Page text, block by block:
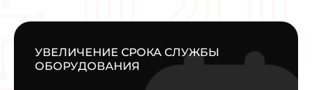
УВЕЛИЧЕНИЕ СРОКА СЛУЖБЫ
ОБОРУДОВАНИЯ